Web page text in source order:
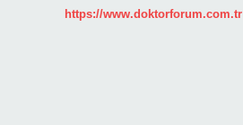
https://www.doktorforum.com.tr